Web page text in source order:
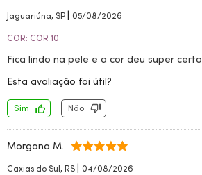
Jaguariúna, SP | 05/08/2026
COR: COR 10
Fica lindo na pele e a cor deu super certo
Esta avaliação foi útil?
Sim Não
Morgana M.
Caxias do Sul, RS | 04/08/2026